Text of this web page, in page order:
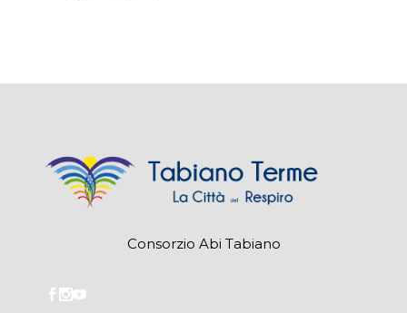
Consorzio Abi Tabiano